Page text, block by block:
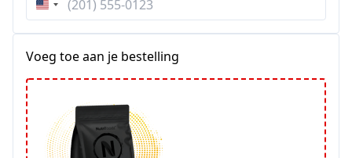
Verenigde
Voeg toe aan je bestelling